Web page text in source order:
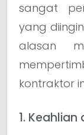
sangat
yang
alasan
kontraktor
1.